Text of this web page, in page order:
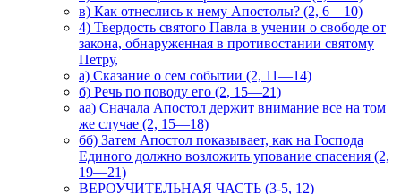
в) Как отнеслись к нему Апостолы? (2, 6—10)
4) Твердость святого Павла в учении о свободе от
закона, обнаруженная в противостании святому
Петру,
а) Сказание о сем событии (2, 11—14)
б) Речь по поводу его (2, 15—21)
аа) Сначала Апостол держит внимание все на том
же случае (2, 15—18)
бб) Затем Апостол показывает, как на Господа
Единого должно возложить упование спасения (2,
19—21)
ВЕРОУЧИТЕЛЬНАЯ ЧАСТЬ (3-5, 12)